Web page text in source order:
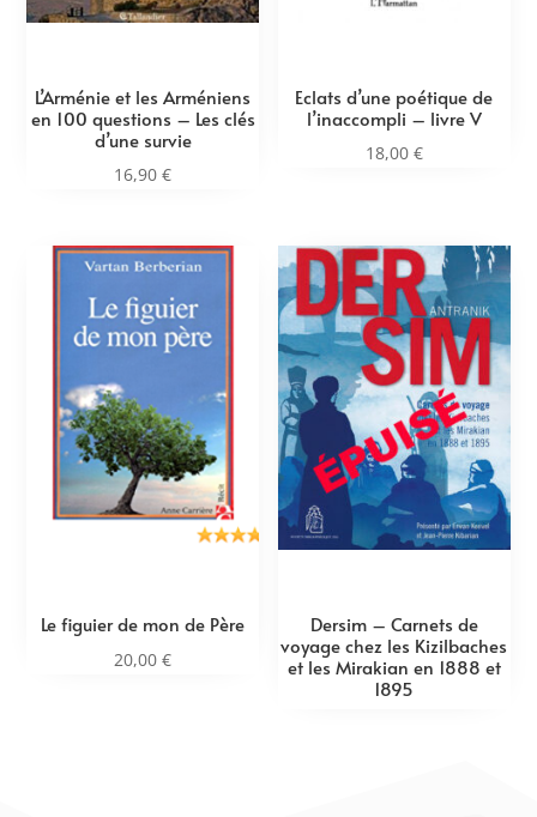
L’Arménie et les Arméniens
en 100 questions – Les clés
d’une survie
16,90€
Eclats d’une poétique de
l’inaccompli – livre V
18,00 €
Le figuier de mon de Père
20,00€
Dersim – Carnets de
voyage chez les Kizilbaches
et les Mirakian en 1888 et
1895